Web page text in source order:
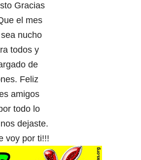
Gracias
el mes
nucho
todos y
de
Feliz
amigos
todo lo
dejaste.
voy por ti!!!